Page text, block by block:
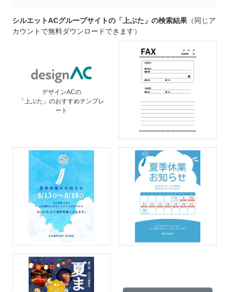
シルエットACグループサイトの「上ぶた」の検索結果 （同じア
カウントで無料ダウンロードできます）
デザインACの
「上ぶた」のおすすめテンプレ
ート